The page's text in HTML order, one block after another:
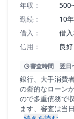
年収：
勤続：
10
借入：
借
信用：
良
審査時間 翌日
銀行、大手消費
の砦的なローン
ので多重債務で
ます、審査は当